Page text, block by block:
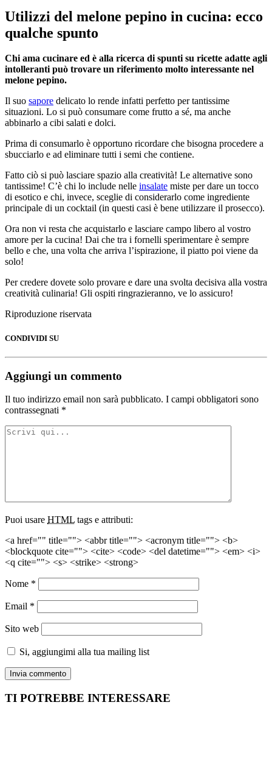
Utilizzi del melone pepino in cucina: ecco
qualche spunto
Chi ama cucinare ed è alla ricerca di spunti su ricette adatte agli
intolleranti può trovare un riferimento molto interessante nel
melone pepino.
Il suo sapore delicato lo rende infatti perfetto per tantissime
situazioni. Lo si può consumare come frutto a sé, ma anche
abbinarlo a cibi salati e dolci.
Prima di consumarlo è opportuno ricordare che bisogna procedere a
sbucciarlo e ad eliminare tutti i semi che contiene.
Fatto ciò si può lasciare spazio alla creatività! Le alternative sono
tantissime! C’è chi lo include nelle insalate miste per dare un tocco
di esotico e chi, invece, sceglie di considerarlo come ingrediente
principale di un cocktail (in questi casi è bene utilizzare il prosecco).
Ora non vi resta che acquistarlo e lasciare campo libero al vostro
amore per la cucina! Dai che tra i fornelli sperimentare è sempre
bello e che, una volta che arriva l’ispirazione, il piatto poi viene da
solo!
Per credere dovete solo provare e dare una svolta decisiva alla vostra
creatività culinaria! Gli ospiti ringrazieranno, ve lo assicuro!
Riproduzione riservata
CONDIVIDI SU
Aggiungi un commento
Il tuo indirizzo email non sarà pubblicato. I campi obbligatori sono
contrassegnati *
Puoi usare HTML tags e attributi:
<a href="" title=""> <abbr title=""> <acronym title=""> <b>
<blockquote cite=""> <cite> <code> <del datetime=""> <em> <i>
<q cite=""> <s> <strike> <strong>
Nome *
Email *
Sito web
Si, aggiungimi alla tua mailing list
TI POTREBBE INTERESSARE